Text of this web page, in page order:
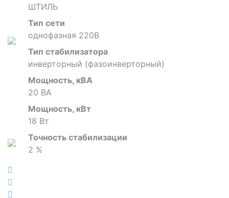
ШТИЛЬ
Тип сети
однофазная 220В
Тип стабилизатора
инверторный (фазоинверторный)
Мощность, кВА
20 ВА
Мощность, кВт
18 Вт
Точность стабилизации
2 %